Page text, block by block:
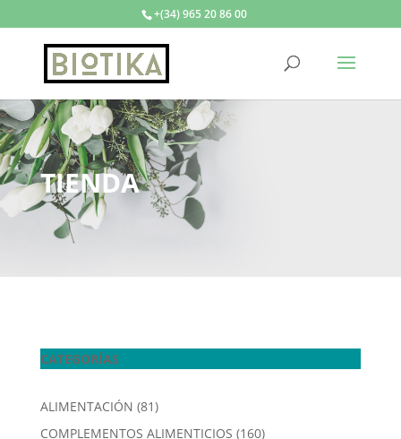
+(34) 965 20 86 00
TIENDA
CATEGORÍAS
ALIMENTACIÓN (81)
COMPLEMENTOS ALIMENTICIOS (160)